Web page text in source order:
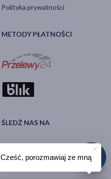
Polityka prywatności
METODY PŁATNOŚCI
ŚLEDŹ NAS NA
Cześć, porozmawiaj ze mną